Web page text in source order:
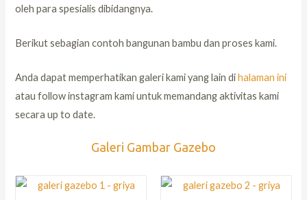
oleh para spesialis dibidangnya.
Berikut sebagian contoh bangunan bambu dan proses kami.
Anda dapat memperhatikan galeri kami yang lain dihalaman ini
atau follow instagram kami untuk memandang aktivitas kami
secara up to date.
Galeri Gambar Gazebo